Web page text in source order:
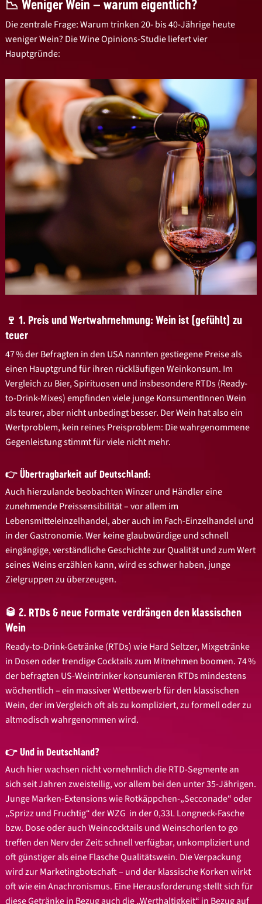
📉 Weniger Wein – warum eigentlich?
Die zentrale Frage: Warum trinken 20- bis 40-Jährige heute
weniger Wein? Die Wine Opinions-Studie liefert vier
Hauptgründe:
🍷 1. Preis und Wertwahrnehmung: Wein ist (gefühlt) zu
teuer
47 % der Befragten in den USA nannten gestiegene Preise als
einen Hauptgrund für ihren rückläufigen Weinkonsum. Im
Vergleich zu Bier, Spirituosen und insbesondere RTDs (Ready-
to-Drink-Mixes) empfinden viele junge KonsumentInnen Wein
als teurer, aber nicht unbedingt besser. Der Wein hat also ein
Wertproblem, kein reines Preisproblem: Die wahrgenommene
Gegenleistung stimmt für viele nicht mehr.
👉 Übertragbarkeit auf Deutschland:
Auch hierzulande beobachten Winzer und Händler eine
zunehmende Preissensibilität – vor allem im
Lebensmitteleinzelhandel, aber auch im Fach-Einzelhandel und
in der Gastronomie. Wer keine glaubwürdige und schnell
eingängige, verständliche Geschichte zur Qualität und zum Wert
seines Weins erzählen kann, wird es schwer haben, junge
Zielgruppen zu überzeugen.
🥃 2. RTDs & neue Formate verdrängen den klassischen
Wein
Ready-to-Drink-Getränke (RTDs) wie Hard Seltzer, Mixgetränke
in Dosen oder trendige Cocktails zum Mitnehmen boomen. 74 %
der befragten US-Weintrinker konsumieren RTDs mindestens
wöchentlich – ein massiver Wettbewerb für den klassischen
Wein, der im Vergleich oft als zu kompliziert, zu formell oder zu
altmodisch wahrgenommen wird.
👉 Und in Deutschland?
Auch hier wachsen nicht vornehmlich die RTD-Segmente an
sich seit Jahren zweistellig, vor allem bei den unter 35-Jährigen.
Junge Marken-Extensions wie Rotkäppchen-„Secconade“ oder
„Sprizz und Fruchtig“ der WZG in der 0,33L Longneck-Fasche
bzw. Dose oder auch Weincocktails und Weinschorlen to go
treffen den Nerv der Zeit: schnell verfügbar, unkompliziert und
oft günstiger als eine Flasche Qualitätswein. Die Verpackung
wird zur Marketingbotschaft – und der klassische Korken wirkt
oft wie ein Anachronismus. Eine Herausforderung stellt sich für
diese Getränke in Bezug auch die „Werthaltigkeit“ in Bezug auf